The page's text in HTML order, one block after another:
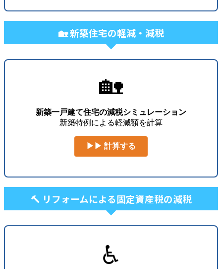
🏡 新築住宅の軽減・減税
🏡
新築一戸建て住宅の減税シミュレーション
新築特例による軽減額を計算
▶▶ 計算する
🔨 リフォームによる固定資産税の減税
♿